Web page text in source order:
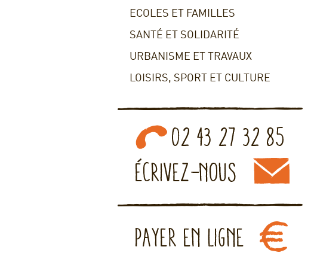
ECOLES ET FAMILLES
SANTÉ ET SOLIDARITÉ
URBANISME ET TRAVAUX
LOISIRS, SPORT ET CULTURE